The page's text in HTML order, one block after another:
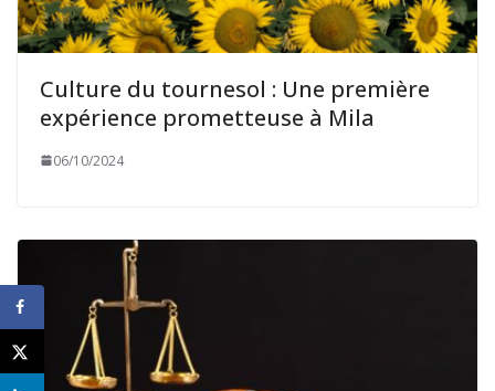
Culture du tournesol : Une première
expérience prometteuse à Mila
06/10/2024